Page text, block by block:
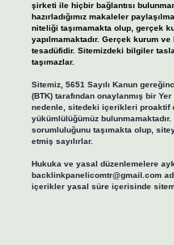
şirketi ile hiçbir bağlantısı
hazırladığımız makaleler
niteliği taşımamakta olup, gerçek
yapılmamaktadır. Gerçek kurum
tesadüfidir. Sitemizdeki bilgiler
taşımazlar.
Sitemiz, 5651 Sayılı Kanun
(BTK) tarafından onaylanmış bir
nedenle, sitedeki içerikleri proaktif
yükümlülüğümüz
sorumluluğunu taşımakta olup,
etmiş sayılırlar.
Hukuka ve yasal düzenlemelere
backlinkpanelicomtr@gmail.com
içerikler yasal süre içerisinde